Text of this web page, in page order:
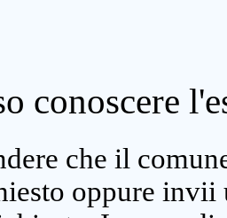
conoscere
che il
oppure invii